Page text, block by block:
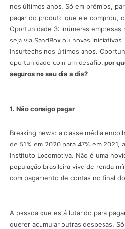
nos últimos anos. Só em prêmios,
pagar do produto que ele comprou,
Oportunidade 3: inúmeras empresas
seja via SandBox ou novas
Insurtechs nos últimos anos.
oportunidade com um desafio: por
seguros no seu dia a dia?
1. Não consigo pagar
Breaking news: a classe média
de 51% em 2020 para 47% em 2021,
Instituto Locomotiva. Não é uma
população brasileira vive de renda
com pagamento de contas no final
A pessoa que está lutando para
querer acumular outras despesas.